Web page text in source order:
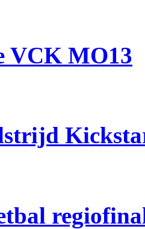
VCK MO13